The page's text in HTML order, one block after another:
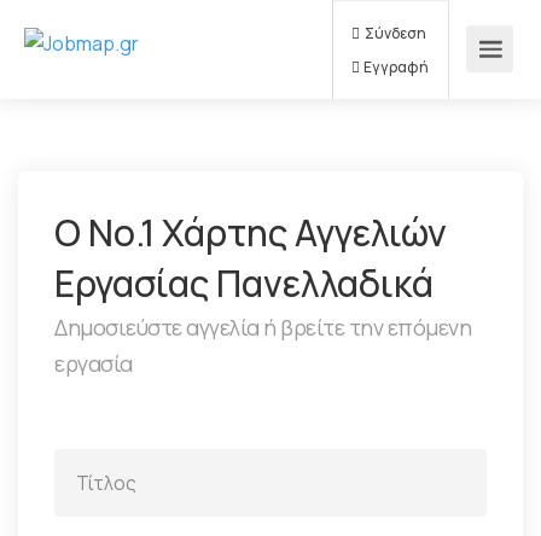
Σύνδεση
Εγγραφή
Ο Νο.1 Χάρτης Αγγελιών
Εργασίας Πανελλαδικά
Δημοσιεύστε αγγελία ή βρείτε την επόμενη
εργασία